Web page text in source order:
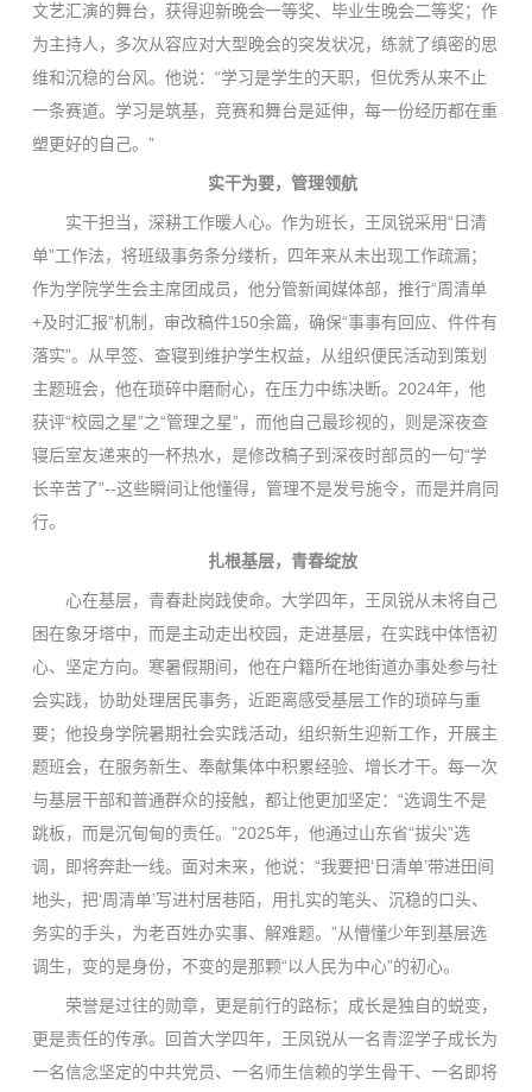
文艺汇演的舞台，获得迎新晚会一等奖、毕业生晚会二等奖；作
为主持人，多次从容应对大型晚会的突发状况，练就了缜密的思
维和沉稳的台风。他说：“学习是学生的天职，但优秀从来不止
一条赛道。学习是筑基，竞赛和舞台是延伸，每一份经历都在重
塑更好的自己。”
实干为要，管理领航
实干担当，深耕工作暖人心。作为班长，王凤锐采用“日清
单”工作法，将班级事务条分缕析，四年来从未出现工作疏漏；
作为学院学生会主席团成员，他分管新闻媒体部，推行“周清单
+及时汇报”机制，审改稿件150余篇，确保“事事有回应、件件有
落实”。从早签、查寝到维护学生权益，从组织便民活动到策划
主题班会，他在琐碎中磨耐心，在压力中练决断。2024年，他
获评“校园之星”之“管理之星”，而他自己最珍视的，则是深夜查
寝后室友递来的一杯热水，是修改稿子到深夜时部员的一句“学
长辛苦了”--这些瞬间让他懂得，管理不是发号施令，而是并肩同
行。
扎根基层，青春绽放
心在基层，青春赴岗践使命。大学四年，王凤锐从未将自己
困在象牙塔中，而是主动走出校园，走进基层，在实践中体悟初
心、坚定方向。寒暑假期间，他在户籍所在地街道办事处参与社
会实践，协助处理居民事务，近距离感受基层工作的琐碎与重
要；他投身学院暑期社会实践活动，组织新生迎新工作，开展主
题班会，在服务新生、奉献集体中积累经验、增长才干。每一次
与基层干部和普通群众的接触，都让他更加坚定：“选调生不是
跳板，而是沉甸甸的责任。”2025年，他通过山东省“拔尖”选
调，即将奔赴一线。面对未来，他说：“我要把‘日清单’带进田间
地头，把‘周清单’写进村居巷陌，用扎实的笔头、沉稳的口头、
务实的手头，为老百姓办实事、解难题。”从懵懂少年到基层选
调生，变的是身份，不变的是那颗“以人民为中心”的初心。
荣誉是过往的勋章，更是前行的路标；成长是独自的蜕变，
更是责任的传承。回首大学四年，王凤锐从一名青涩学子成长为
一名信念坚定的中共党员、一名师生信赖的学生骨干、一名即将